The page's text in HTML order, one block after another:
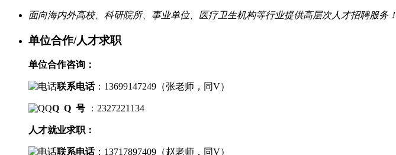
面向海内外高校、科研院所、事业单位、医疗卫生机构等行业提供高层次人才招聘服务！
单位合作/人才求职
单位合作咨询：
联系电话： 13699147249（张老师， 同V）
Q Q 号 ：2327221134
人才就业求职：
联系电话： 13717897409（赵老师， 同V）